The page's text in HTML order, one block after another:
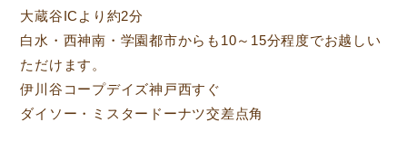
大蔵谷ICより約2分
白水・西神南・学園都市からも10～15分程度でお越しい
ただけます。
伊川谷コープデイズ神戸西すぐ
ダイソー・ミスタードーナツ交差点角